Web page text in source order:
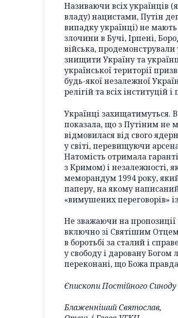
Називаючи всіх українців
владу) нацистами, Путін
випадку українці) не
злочини в Бучі, Ірпені,
війська, продемонстрували
знищити Україну та
української території
будь-якої незалежної
релігій та всіх інституцій
Українці захищатимуться.
показала, що з Путіним не
відмовилася від свого
у світі, перевищуючи
Натомість отримала
з Кримом) і незалежності,
меморандум 1994 року,
паперу, на якому
«вимушених переговорів»
Не зважаючи на пропозиції
включно зі Святішим
в боротьбі за сталий і
у свободу і даровану Богом
переконані, що Божа
Єпископи Постійного
Блаженніший Святослав,